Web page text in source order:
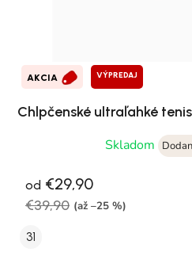
AKCIA VÝPREDAJ
Chlpčenské ultraľahké
Skladom
od €29,90
€39,90 (až –25 %)
31